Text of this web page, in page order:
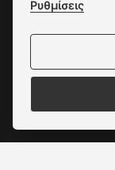
Ρυθμίσεις